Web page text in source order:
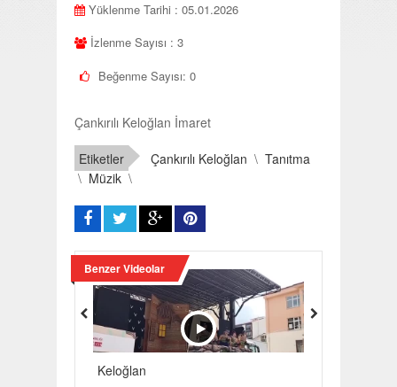
Yüklenme Tarihi : 05.01.2026
İzlenme Sayısı : 3
Beğenme Sayısı: 0
Çankırılı Keloğlan İmaret
Etiketler Çankırılı Keloğlan \ Tanıtma
\ Müzik \
Benzer Videolar
Keloğlan